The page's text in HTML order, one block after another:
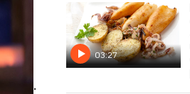
03:27